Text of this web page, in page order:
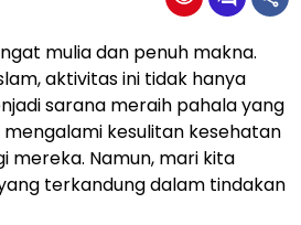
mulia dan penuh makna.
aktivitas ini tidak hanya
sarana meraih pahala yang
kesulitan kesehatan
mereka. Namun, mari kita
terkandung dalam tindakan